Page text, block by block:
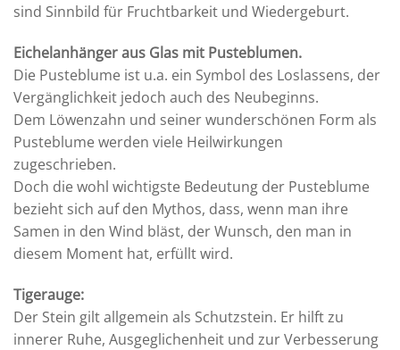
sind Sinnbild für Fruchtbarkeit und Wiedergeburt.
Eichelanhänger aus Glas mit Pusteblumen.
Die Pusteblume ist u.a. ein Symbol des Loslassens, der
Vergänglichkeit jedoch auch des Neubeginns.
Dem Löwenzahn und seiner wunderschönen Form als
Pusteblume werden viele Heilwirkungen
zugeschrieben.
Doch die wohl wichtigste Bedeutung der Pusteblume
bezieht sich auf den Mythos, dass, wenn man ihre
Samen in den Wind bläst, der Wunsch, den man in
diesem Moment hat, erfüllt wird.
Tigerauge:
Der Stein gilt allgemein als Schutzstein. Er hilft zu
innerer Ruhe, Ausgeglichenheit und zur Verbesserung